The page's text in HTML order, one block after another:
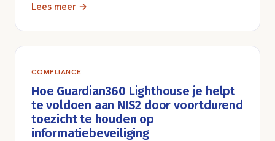
Lees meer →
COMPLIANCE
Hoe Guardian360 Lighthouse je helpt
te voldoen aan NIS2 door voortdurend
toezicht te houden op
informatiebeveiliging